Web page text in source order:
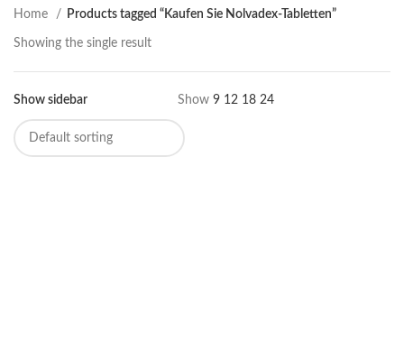
Home Products tagged “Kaufen Sie Nolvadex-Tabletten”
Showing the single result
Show sidebar Show 9 12 18 24